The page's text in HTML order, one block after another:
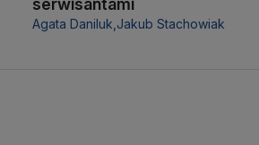
serwisantami
Agata Daniluk, Jakub Stachowiak